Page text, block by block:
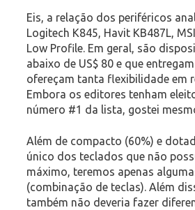
Eis, a relação dos periféricos
Logitech K845, Havit KB487L,
Low Profile. Em geral, são
abaixo de US$ 80 e que
ofereçam tanta flexibilidade em
Embora os editores tenham
número #1 da lista, gostei
Além de compacto (60%) e
único dos teclados que não
máximo, teremos apenas
(combinação de teclas). Além
também não deveria fazer